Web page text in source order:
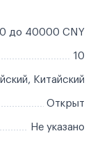
до 40000 CNY
10
Китайский
Открыт
Не указано